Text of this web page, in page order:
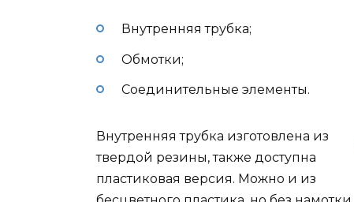
Внутренняя трубка;
Обмотки;
Соединительные элементы.
Внутренняя трубка изготовлена ​​из
твердой резины, также доступна
пластиковая версия. Можно и из